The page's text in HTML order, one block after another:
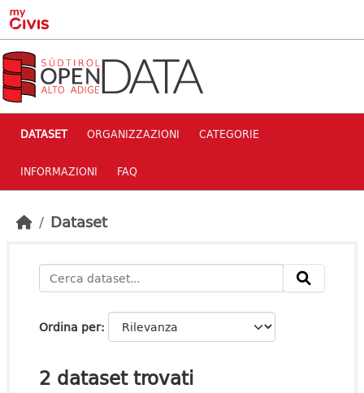
Skip to main content
DATASET ORGANIZZAZIONI CATEGORIE
INFORMAZIONI FAQ
Dataset
Ordina per
2 dataset trovati